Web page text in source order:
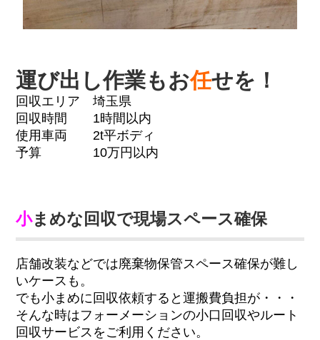
運び出し作業もお任せを！
回収エリア 埼玉県
回収時間 1時間以内
使用車両 2t平ボディ
予算 10万円以内
小まめな回収で現場スペース確保
店舗改装などでは廃棄物保管スペース確保が難し
いケースも。
でも小まめに回収依頼すると運搬費負担が・・・
そんな時はフォーメーションの小口回収やルート
回収サービスをご利用ください。